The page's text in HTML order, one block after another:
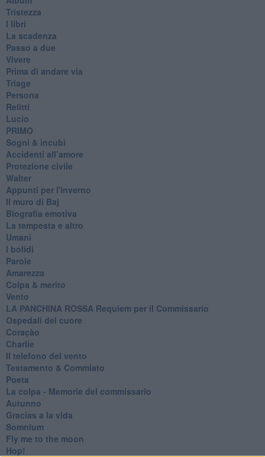
Tristezza
I libri
La scadenza
Passo a due
Vivere
Prima di andare via
Triage
Persona
Relitti
Lucio
PRIMO
Sogni & incubi
Accidenti all’amore
Protezione civile
Walter
Appunti per l'inverno
Il muro di Baj
Biografia emotiva
La tempesta e altro
Umani
I bolidi
Parole
Amarezza
Colpa & merito
Vento
​LA PANCHINA ROSSA Requiem per il Commissario
Ospedali del cuore
Coraçào
Charlie
Il telefono del vento
Testamento & Commiato
Poeta
​La colpa - Memorie del commissario
Autunno
Gracias a la vida
Somnium
Fly me to the moon
Hop!